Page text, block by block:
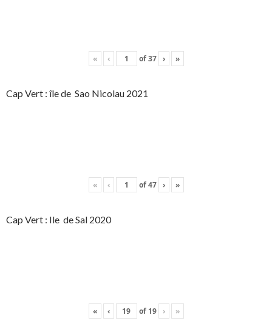
« ‹ of37 › »
Cap Vert : île de Sao Nicolau 2021
« ‹ of47 › »
Cap Vert : Ile de Sal 2020
« ‹ of 19 › »